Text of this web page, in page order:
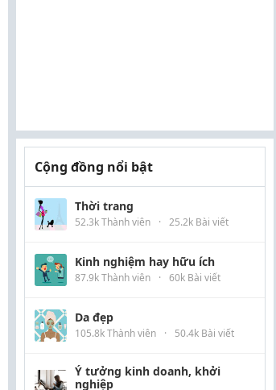
Cộng đồng nổi bật
Thời trang
52.3k Thành viên · 25.2k Bài viết
Kinh nghiệm hay hữu ích
87.9k Thành viên · 60k Bài viết
Da đẹp
105.8k Thành viên · 50.4k Bài viết
Ý tưởng kinh doanh, khởi
nghiệp